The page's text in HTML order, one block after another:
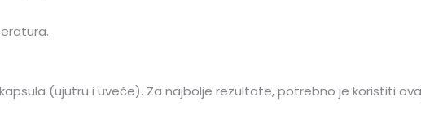
(ujutru i uveče). Za najbolje rezultate, potrebno je koristiti